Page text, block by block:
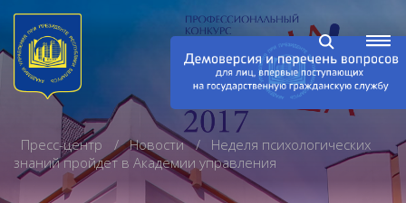
Пресс-центр Новости
Неделя психологических
знаний пройдет в Академии управления